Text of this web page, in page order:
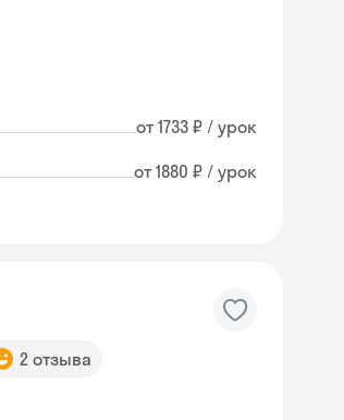
от 1733 ₽ / урок
от 1880 ₽ / урок
2 отзыва